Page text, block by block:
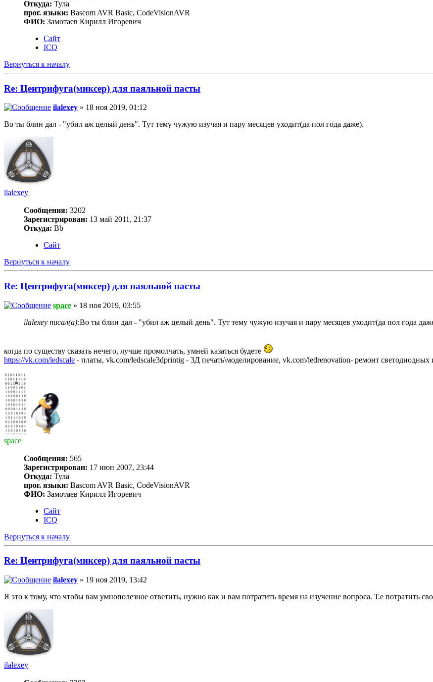
Откуда: Тула
прог. языки: Bascom AVR Basic, CodeVisionAVR
ФИО: Замотаев Кирилл Игоревич
Сайт
ICQ
Вернуться к началу
Re: Центрифуга(миксер) для паяльной пасты
ilalexey » 18 ноя 2019, 01:12
Во ты блин дал - "убил аж целый день". Тут тему чужую изучая и пару месяцев уходит(да пол года даже).
ilalexey
Сообщения: 3202
Зарегистрирован: 13 май 2011, 21:37
Откуда: Bb
Сайт
Вернуться к началу
Re: Центрифуга(миксер) для паяльной пасты
space » 18 ноя 2019, 03:55
ilalexey писал(а):Во ты блин дал - "убил аж целый день". Тут тему чужую изучая и пару месяцев уходит(да пол года
когда по существу сказать нечего, лучше промолчать, умней казаться будете
https://vk.com/ledscale - платы, vk.com/ledscale3dprintig - 3Д печать\моделирование, vk.com/ledrenovation- ремонт светодиодных
space
Сообщения: 565
Зарегистрирован: 17 июн 2007, 23:44
Откуда: Тула
прог. языки: Bascom AVR Basic, CodeVisionAVR
ФИО: Замотаев Кирилл Игоревич
Сайт
ICQ
Вернуться к началу
Re: Центрифуга(миксер) для паяльной пасты
ilalexey » 19 ноя 2019, 13:42
Я это к тому, что чтобы вам умнополезное ответить, нужно как и вам потратить время на изучение вопроса. Т.е потратить
ilalexey